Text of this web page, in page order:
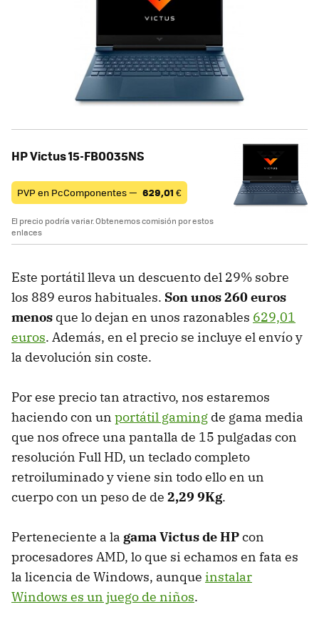
HP Victus 15-FB0035NS
PVP en PcComponentes — 629,01 €
El precio podría variar. Obtenemos comisión por estos
enlaces
Este portátil lleva un descuento del 29% sobre
los 889 euros habituales. Son unos 260 euros
menos que lo dejan en unos razonables 629,01
euros. Además, en el precio se incluye el envío y
la devolución sin coste.
Por ese precio tan atractivo, nos estaremos
haciendo con un portátil gaming de gama media
que nos ofrece una pantalla de 15 pulgadas con
resolución Full HD, un teclado completo
retroiluminado y viene sin todo ello en un
cuerpo con un peso de de 2,29 9Kg.
Perteneciente a la gama Victus de HPcon
procesadores AMD, lo que si echamos en fata es
la licencia de Windows, aunque instalar
Windows es un juego de niños.